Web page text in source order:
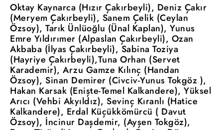
Oktay Kaynarca (Hızır Çakırbeyli), Deniz Çakır
(Meryem Çakırbeyli), Sanem Çelik (Ceylan
Özsoy), Tarık Ünlüoğlu (Ünal Kaplan), Yunus
Emre Yıldırımer (Alpaslan Çakırbeyli), Ozan
Akbaba (İlyas Çakırbeyli), Sabina Toziya
(Hayriye Çakırbeyli),Tuna Orhan (Servet
Karademir), Arzu Gamze Kılınç (Handan
Özsoy), Sinan Demirer (Civciv-Yunus Tokgöz ),
Hakan Karsak (Enişte-Temel Kalkandere), Yüksel
Arıcı (Vehbi Akyıldız), Sevinç Kıranlı (Hatice
Kalkandere), Erdal Küçükkömürcü ( Davut
Özsoy), İncinur Daşdemir, (Ayşen Tokgöz),